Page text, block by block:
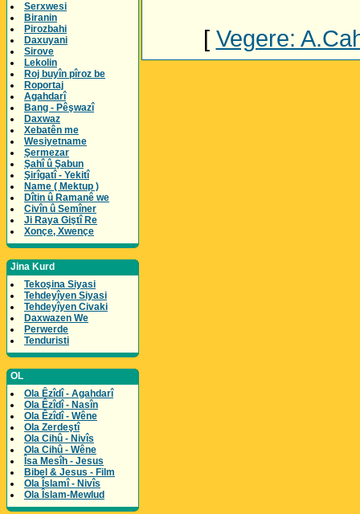
Serxwesi
Biranin
Pirozbahi
Daxuyani
Sirove
Lekolin
Roj buyîn pîroz be
Roportaj
Agahdarî
Bang - Pêşwazî
Daxwaz
Xebatên me
Wesiyetname
Şermezar
Şahî û Şabun
Şirîgatî - Yekitî
Name ( Mektup )
Dîtin û Ramanê we
Civîn û Semîner
Ji Raya Giştî Re
Xonçe, Xwençe
Jina Kurd
Tekoşina Siyasi
Tehdeyîyen Siyasi
Tehdeyîyen Civaki
Daxwazen We
Perwerde
Tenduristi
OL
Ola Êzîdî - Agahdarî
Ola Êzîdî - Nasîn
Ola Êzîdî - Wêne
Ola Zerdeştî
Ola Cihû - Nivîs
Ola Cihû - Wêne
Îsa Mesîh - Jesus
Bibel & Jesus - Film
Ola Îslamî - Nivîs
Ola Îslam-Mewlud
[ Vegere: